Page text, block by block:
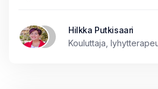
Hilkka Putkisaari
Kouluttaja,